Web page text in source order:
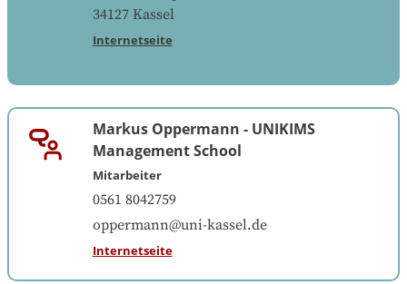
34127 Kassel
Internetseite
Markus Oppermann - UNIKIMS
Management School
Mitarbeiter
0561 8042759
oppermann@uni-kassel.de
Internetseite